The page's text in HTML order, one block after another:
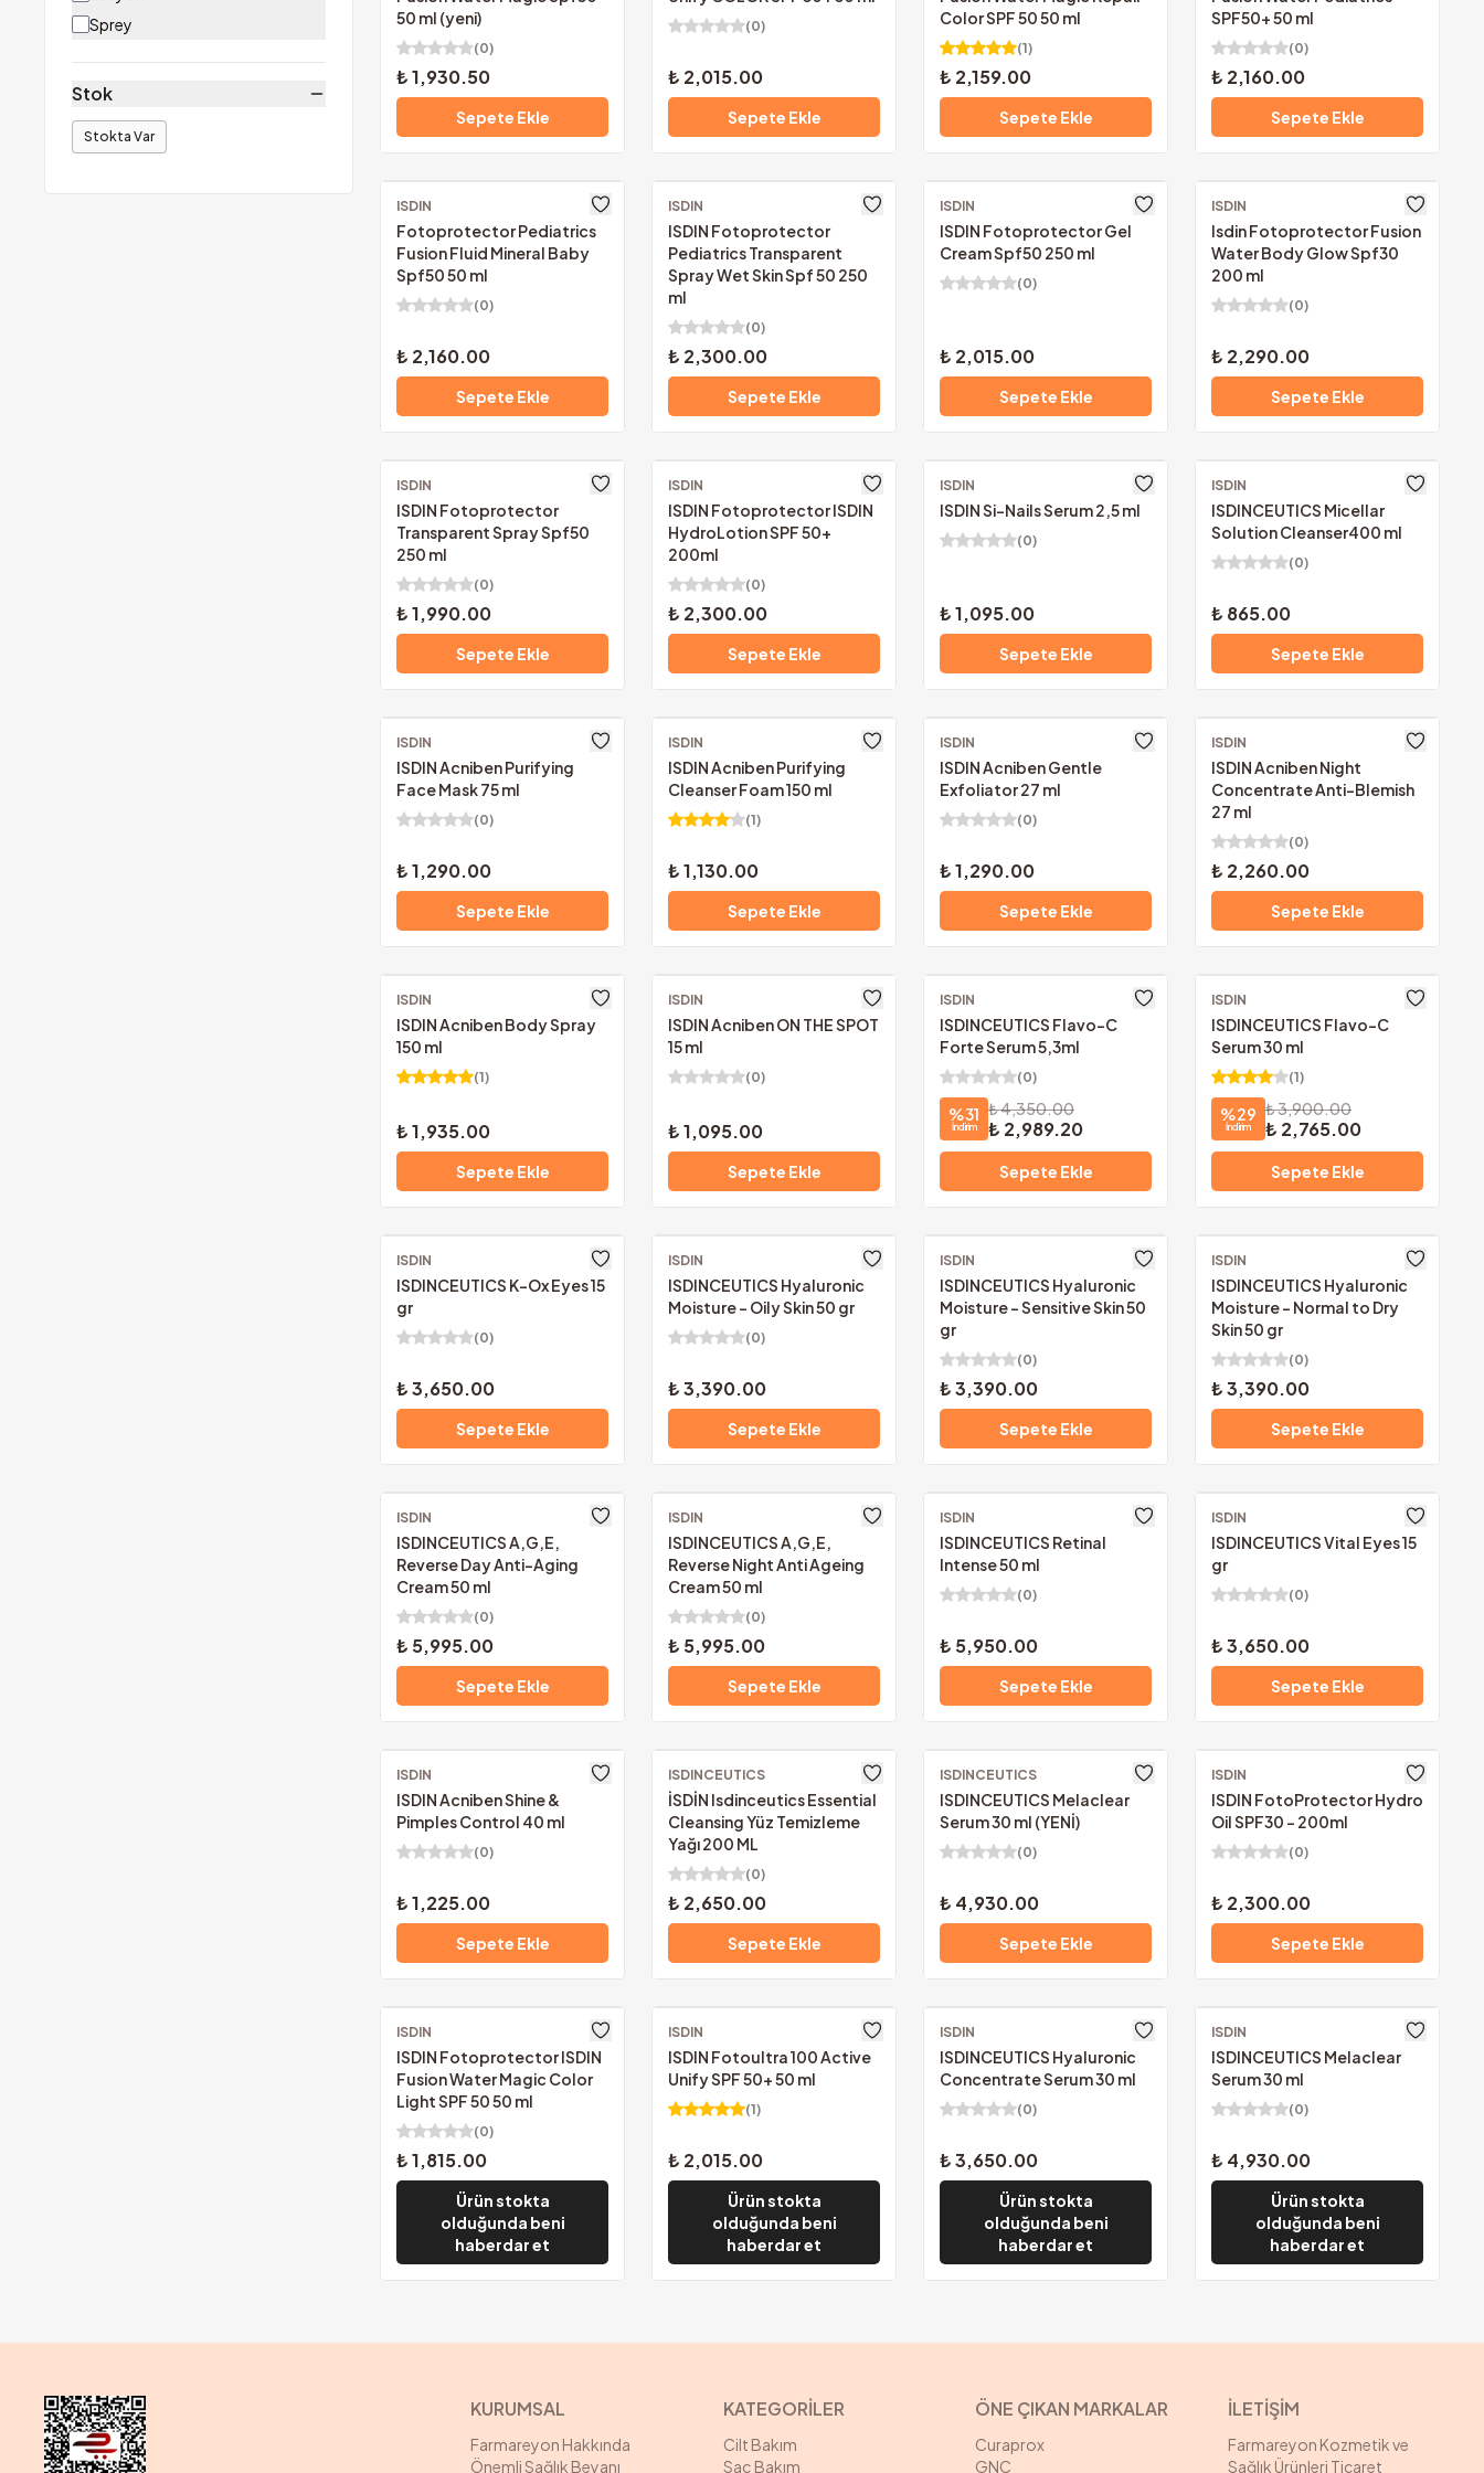
Sprey
Stok
Stokta Var
50 ml (yeni)
(0)
₺ 1,930.50
Sepete Ekle
(0)
₺ 2,015.00
Sepete Ekle
Color SPF 50 50 ml
(1)
₺ 2,159.00
Sepete Ekle
SPF50+ 50 ml
(0)
₺ 2,160.00
Sepete Ekle
Ücretsiz Kargo
ISDIN
Fotoprotector Pediatrics
Fusion Fluid Mineral Baby
Spf50 50 ml
(0)
₺ 2,160.00
Sepete Ekle
Ücretsiz Kargo
ISDIN
ISDIN Fotoprotector
Pediatrics Transparent
Spray Wet Skin Spf 50 250
ml
(0)
₺ 2,300.00
Sepete Ekle
Ücretsiz Kargo
ISDIN
ISDIN Fotoprotector Gel
Cream Spf50 250 ml
(0)
₺ 2,015.00
Sepete Ekle
Ücretsiz Kargo
ISDIN
Isdin Fotoprotector Fusion
Water Body Glow Spf30
200 ml
(0)
₺ 2,290.00
Sepete Ekle
Ücretsiz Kargo
ISDIN
ISDIN Fotoprotector
Transparent Spray Spf50
250 ml
(0)
₺ 1,990.00
Sepete Ekle
Ücretsiz Kargo
ISDIN
ISDIN Fotoprotector ISDIN
HydroLotion SPF 50+
200ml
(0)
₺ 2,300.00
Sepete Ekle
Ücretsiz Kargo
ISDIN
ISDIN Si-Nails Serum 2,5 ml
(0)
₺ 1,095.00
Sepete Ekle
Ücretsiz Kargo
ISDIN
ISDINCEUTICS Micellar
Solution Cleanser400 ml
(0)
₺ 865.00
Sepete Ekle
Ücretsiz Kargo
ISDIN
ISDIN Acniben Purifying
Face Mask 75 ml
(0)
₺ 1,290.00
Sepete Ekle
Ücretsiz Kargo
ISDIN
ISDIN Acniben Purifying
Cleanser Foam 150 ml
(1)
₺ 1,130.00
Sepete Ekle
Ücretsiz Kargo
ISDIN
ISDIN Acniben Gentle
Exfoliator 27 ml
(0)
₺ 1,290.00
Sepete Ekle
Ücretsiz Kargo
ISDIN
ISDIN Acniben Night
Concentrate Anti-Blemish
27 ml
(0)
₺ 2,260.00
Sepete Ekle
Ücretsiz Kargo
ISDIN
ISDIN Acniben Body Spray
150 ml
(1)
₺ 1,935.00
Sepete Ekle
Ücretsiz Kargo
ISDIN
ISDIN Acniben ON THE SPOT
15 ml
(0)
₺ 1,095.00
Sepete Ekle
Ücretsiz Kargo
ISDIN
ISDINCEUTICS Flavo-C
Forte Serum 5,3ml
(0)
%31
İndirim
₺ 4,350.00
₺ 2,989.20
Sepete Ekle
Ücretsiz Kargo
ISDIN
ISDINCEUTICS Flavo-C
Serum 30 ml
(1)
%29
İndirim
₺ 3,900.00
₺ 2,765.00
Sepete Ekle
Ücretsiz Kargo
ISDIN
ISDINCEUTICS K-Ox Eyes 15
gr
(0)
₺ 3,650.00
Sepete Ekle
Ücretsiz Kargo
ISDIN
ISDINCEUTICS Hyaluronic
Moisture - Oily Skin 50 gr
(0)
₺ 3,390.00
Sepete Ekle
Ücretsiz Kargo
ISDIN
ISDINCEUTICS Hyaluronic
Moisture - Sensitive Skin 50
gr
(0)
₺ 3,390.00
Sepete Ekle
Ücretsiz Kargo
ISDIN
ISDINCEUTICS Hyaluronic
Moisture - Normal to Dry
Skin 50 gr
(0)
₺ 3,390.00
Sepete Ekle
Ücretsiz Kargo
ISDIN
ISDINCEUTICS A,G,E,
Reverse Day Anti-Aging
Cream 50 ml
(0)
₺ 5,995.00
Sepete Ekle
Ücretsiz Kargo
ISDIN
ISDINCEUTICS A,G,E,
Reverse Night Anti Ageing
Cream 50 ml
(0)
₺ 5,995.00
Sepete Ekle
Ücretsiz Kargo
ISDIN
ISDINCEUTICS Retinal
Intense 50 ml
(0)
₺ 5,950.00
Sepete Ekle
Ücretsiz Kargo
ISDIN
ISDINCEUTICS Vital Eyes 15
gr
(0)
₺ 3,650.00
Sepete Ekle
Ücretsiz Kargo
ISDIN
ISDIN Acniben Shine &
Pimples Control 40 ml
(0)
₺ 1,225.00
Sepete Ekle
Ücretsiz Kargo
ISDINCEUTICS
İSDİN Isdinceutics Essential
Cleansing Yüz Temizleme
Yağı 200 ML
(0)
₺ 2,650.00
Sepete Ekle
Ücretsiz Kargo
ISDINCEUTICS
ISDINCEUTICS Melaclear
Serum 30 ml (YENİ)
(0)
₺ 4,930.00
Sepete Ekle
Ücretsiz Kargo
ISDIN
ISDIN FotoProtector Hydro
Oil SPF30 - 200ml
(0)
₺ 2,300.00
Sepete Ekle
Ücretsiz Kargo
ISDIN
ISDIN Fotoprotector ISDIN
Fusion Water Magic Color
Light SPF 50 50 ml
(0)
₺ 1,815.00
Ürün stokta
olduğunda beni
haberdar et
Ücretsiz Kargo
ISDIN
ISDIN Fotoultra 100 Active
Unify SPF 50+ 50 ml
(1)
₺ 2,015.00
Ürün stokta
olduğunda beni
haberdar et
Ücretsiz Kargo
ISDIN
ISDINCEUTICS Hyaluronic
Concentrate Serum 30 ml
(0)
₺ 3,650.00
Ürün stokta
olduğunda beni
haberdar et
Ücretsiz Kargo
ISDIN
ISDINCEUTICS Melaclear
Serum 30 ml
(0)
₺ 4,930.00
Ürün stokta
olduğunda beni
haberdar et
KURUMSAL
Farmareyon Hakkında
Önemli Sağlık Beyanı
KATEGORİLER
Cilt Bakım
Saç Bakım
ÖNE ÇIKAN MARKALAR
Curaprox
GNC
İLETİŞİM
Farmareyon Kozmetik ve
Sağlık Ürünleri Ticaret